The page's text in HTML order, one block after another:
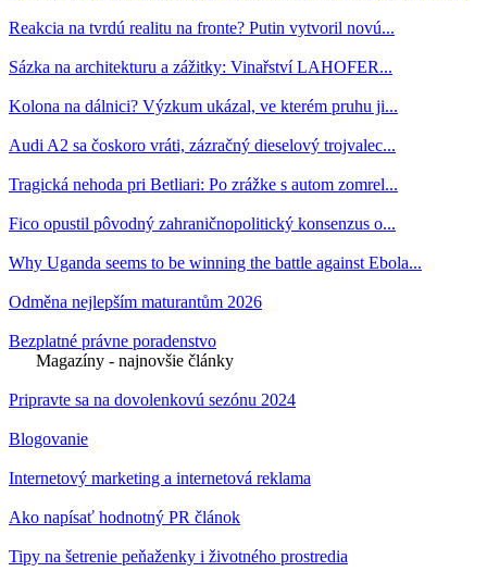
Reakcia na tvrdú realitu na fronte? Putin vytvoril novú...
Sázka na architekturu a zážitky: Vinařství LAHOFER...
Kolona na dálnici? Výzkum ukázal, ve kterém pruhu ji...
Audi A2 sa čoskoro vráti, zázračný dieselový trojvalec...
Tragická nehoda pri Betliari: Po zrážke s autom zomrel...
Fico opustil pôvodný zahraničnopolitický konsenzus o...
Why Uganda seems to be winning the battle against Ebola...
Odměna nejlepším maturantům 2026
Bezplatné právne poradenstvo
Magazíny - najnovšie články
Pripravte sa na dovolenkovú sezónu 2024
Blogovanie
Internetový marketing a internetová reklama
Ako napísať hodnotný PR článok
Tipy na šetrenie peňaženky i životného prostredia